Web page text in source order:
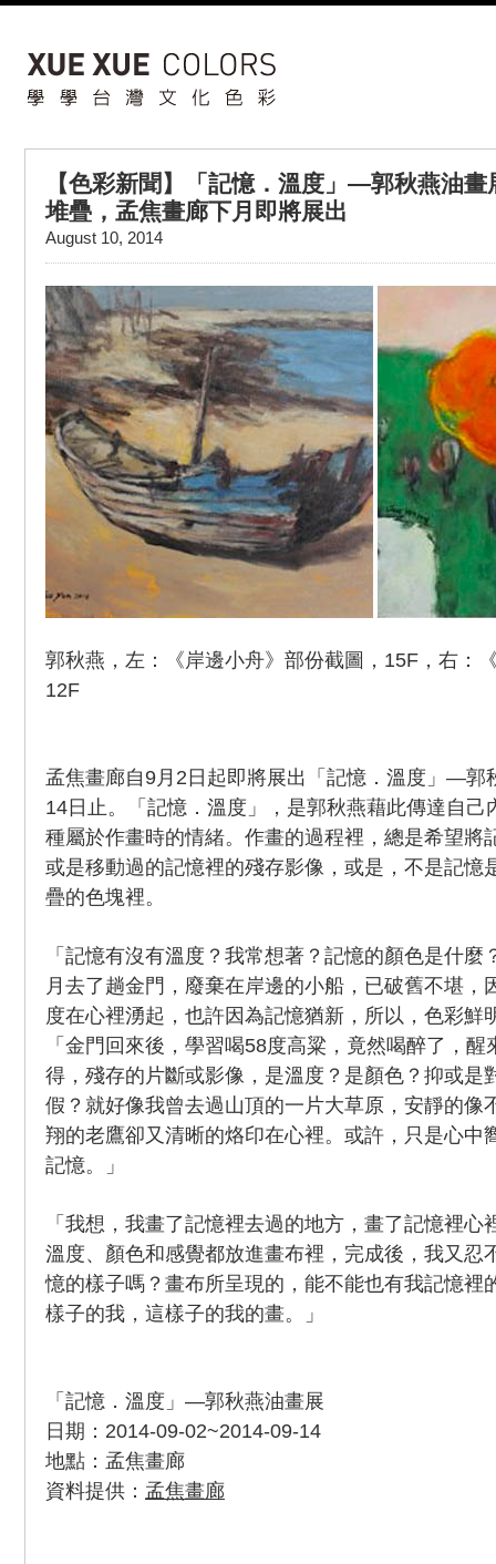
【色彩新聞】「記憶．溫度」—郭秋燕油
堆疊，孟焦畫廊下月即將展出
August 10, 2014
郭秋燕，左：《岸邊小舟》部份截圖，15F，右：
12F
孟焦畫廊自9月2日起即將展出「記憶．溫度」—郭
14日止。「記憶．溫度」，是郭秋燕藉此傳達自己
種屬於作畫時的情緒。作畫的過程裡，總是希望將
或是移動過的記憶裡的殘存影像，或是，不是記憶
疊的色塊裡。
「記憶有沒有溫度？我常想著？記憶的顏色是什
月去了趟金門，廢棄在岸邊的小船，已破舊不堪，
度在心裡湧起，也許因為記憶猶新，所以，色彩鮮
「金門回來後，學習喝58度高粱，竟然喝醉了，
得，殘存的片斷或影像，是溫度？是顏色？抑或是
假？就好像我曾去過山頂的一片大草原，安靜的像
翔的老鷹卻又清晰的烙印在心裡。或許，只是心中
記憶。」
「我想，我畫了記憶裡去過的地方，畫了記憶裡
溫度、顏色和感覺都放進畫布裡，完成後，我又忍
憶的樣子嗎？畫布所呈現的，能不能也有我記憶裡
樣子的我，這樣子的我的畫。」
「記憶．溫度」—郭秋燕油畫展
日期：2014-09-02~2014-09-14
地點：孟焦畫廊
資料提供： 孟焦畫廊